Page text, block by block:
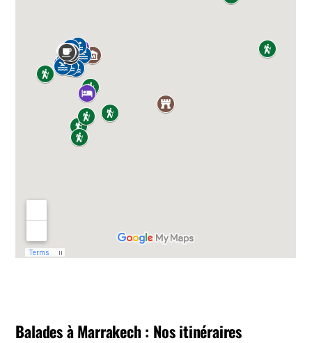
Balades à Marrakech : Nos itinéraires